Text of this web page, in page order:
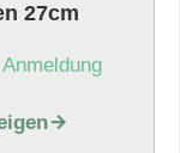
27cm
Anmeldung
